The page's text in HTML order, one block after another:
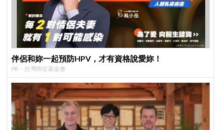
伴侶和妳一起預防HPV，才有資格說愛妳！
PR・台灣癌症基金會